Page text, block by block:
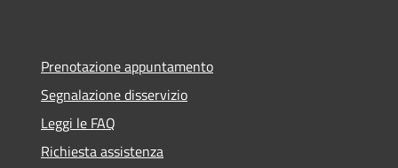
Prenotazione appuntamento
Segnalazione disservizio
Leggi le FAQ
Richiesta assistenza